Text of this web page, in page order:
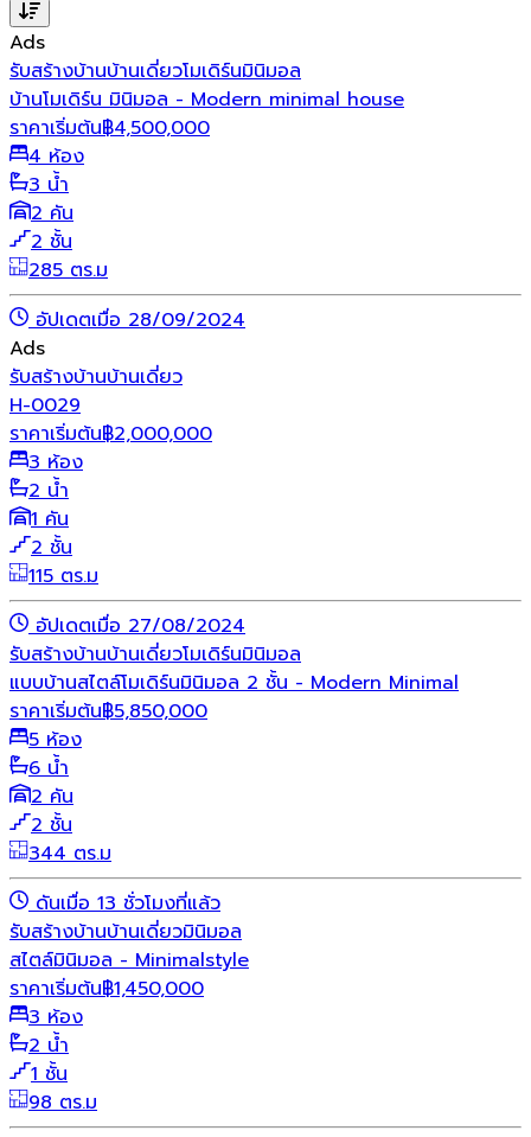
Ads
รับสร้างบ้านบ้านเดี่ยวโมเดิร์นมินิมอล
บ้านโมเดิร์น มินิมอล - Modern minimal house
ราคาเริ่มต้น฿4,500,000
4 ห้อง
3 น้ำ
2 คัน
2 ชั้น
285 ตร.ม
อัปเดตเมื่อ 28/09/2024
Ads
รับสร้างบ้านบ้านเดี่ยว
H-0029
ราคาเริ่มต้น฿2,000,000
3 ห้อง
2 น้ำ
1 คัน
2 ชั้น
115 ตร.ม
อัปเดตเมื่อ 27/08/2024
รับสร้างบ้านบ้านเดี่ยวโมเดิร์นมินิมอล
แบบบ้านสไตล์โมเดิร์นมินิมอล 2 ชั้น - Modern Minimal
ราคาเริ่มต้น฿5,850,000
5 ห้อง
6 น้ำ
2 คัน
2 ชั้น
344 ตร.ม
ดันเมื่อ 13 ชั่วโมงที่แล้ว
รับสร้างบ้านบ้านเดี่ยวมินิมอล
สไตล์มินิมอล - Minimalstyle
ราคาเริ่มต้น฿1,450,000
3 ห้อง
2 น้ำ
1 ชั้น
98 ตร.ม